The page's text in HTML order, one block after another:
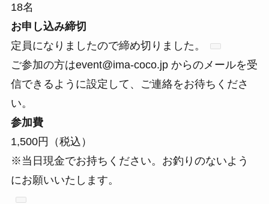
18名
お申し込み締切
定員になりましたので締め切りました。
ご参加の方はevent@ima-coco.jp からのメールを受
信できるように設定して、ご連絡をお待ちくださ
い。
参加費
1,500円（税込）
※当日現金でお持ちください。 お釣りのないよう
にお願いいたします。